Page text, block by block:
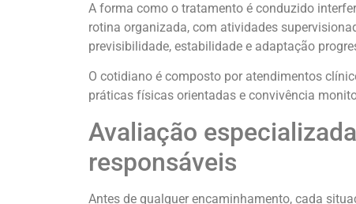
A forma como o tratamento é conduzido
rotina organizada, com atividades
previsibilidade, estabilidade e adaptação
O cotidiano é composto por atendimentos
práticas físicas orientadas e convivência
Avaliação
responsáveis
Antes de qualquer encaminhamento, cada